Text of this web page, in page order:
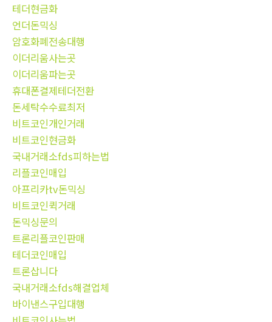
테더현금화
언더돈믹싱
암호화폐전송대행
이더리움사는곳
이더리움파는곳
휴대폰결제테더전환
돈세탁수수료최저
비트코인개인거래
비트코인현금화
국내거래소fds피하는법
리플코인매입
아프리카tv돈믹싱
비트코인퀵거래
돈믹싱문의
트론리플코인판매
테더코인매입
트론삽니다
국내거래소fds해결업체
바이낸스구입대행